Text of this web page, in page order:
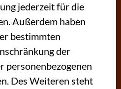
jederzeit für die
Außerdem haben
bestimmten
der
personenbezogenen
Des Weiteren steht